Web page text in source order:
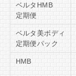
ベルタHMB
定期便
ベルタ美ボディ
定期便パック
HMB